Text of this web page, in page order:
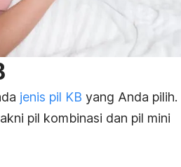
jenis pil KB yang Anda pilih.
pil kombinasi dan pil mini